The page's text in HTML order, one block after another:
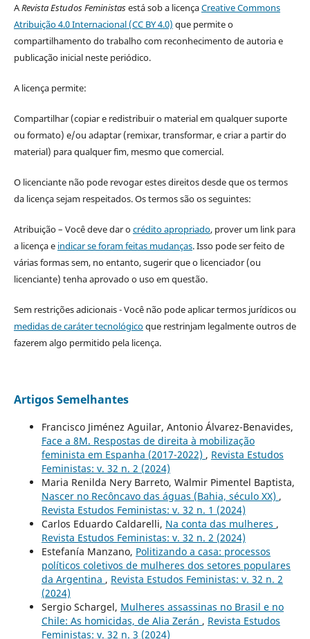
ARevista Estudos Feministasestá sob a licençaCreative Commons
Atribuição 4.0 Internacional (CC BY 4.0) que permite o
compartilhamento do trabalho com reconhecimento de autoria e
publicação inicial neste periódico.
A licença permite:
Compartilhar (copiar e redistribuir o material em qualquer suporte
ou formato) e/ou adaptar (remixar, transformar, e criar a partir do
material) para qualquer fim, mesmo que comercial.
O licenciante não pode revogar estes direitos desde que os termos
da licença sejam respeitados. Os termos são os seguintes:
Atribuição – Você deve dar ocrédito apropriado, prover um link para
a licença e indicar se foram feitas mudanças. Isso pode ser feito de
várias formas sem, no entanto, sugerir que o licenciador (ou
licenciante) tenha aprovado o uso em questão.
Sem restrições adicionais - Você não pode aplicar termos jurídicos ou
medidas de caráter tecnológicoque restrinjam legalmente outros de
fazerem algo permitido pela licença.
Artigos Semelhantes
Francisco Jiménez Aguilar, Antonio Álvarez-Benavides,
Face a 8M. Respostas de direita à mobilização
feminista em Espanha (2017-2022) , Revista Estudos
Feministas: v. 32 n. 2 (2024)
Maria Renilda Nery Barreto, Walmir Pimentel Baptista,
Nascer no Recôncavo das águas (Bahia, século XX) ,
Revista Estudos Feministas: v. 32 n. 1 (2024)
Carlos Eduardo Caldarelli, Na conta das mulheres ,
Revista Estudos Feministas: v. 32 n. 2 (2024)
Estefanía Manzano, Politizando a casa: processos
políticos coletivos de mulheres dos setores populares
da Argentina , Revista Estudos Feministas: v. 32 n. 2
(2024)
Sergio Schargel, Mulheres assassinas no Brasil e no
Chile: As homicidas, de Alia Zerán , Revista Estudos
Feministas: v. 32 n. 3 (2024)